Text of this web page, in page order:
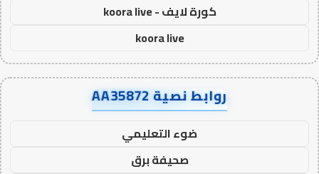
كورة لايف - koora live
koora live
روابط نصية AA35872
ضوء التعليمي
صحيفة برق